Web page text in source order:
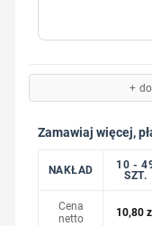
+
Zamawiaj więcej,
NAKŁAD
10 -
SZT.
Cena
netto
10,80